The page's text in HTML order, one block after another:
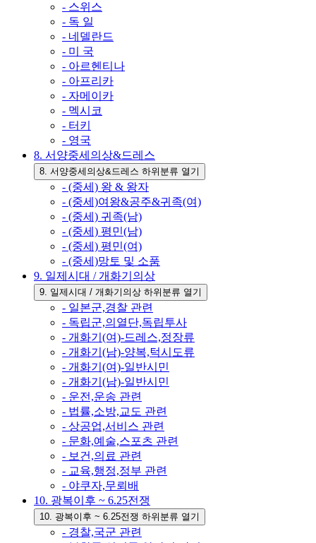
- 스위스
- 독 일
- 네델란드
- 미 국
- 아르헨티나
- 아프리카
- 자메이카
- 멕시코
- 터키
- 영국
8. 서양중세의상&드레스
8. 서양중세의상&드레스 하위분류 열기
- (중세) 왕 & 왕자
- (중세)여왕&공주&귀족(여)
- (중세) 귀족(남)
- (중세) 평민(남)
- (중세) 평민(여)
- (중세)망토 및 소품
9. 일제시대 / 개화기의상
9. 일제시대 / 개화기의상 하위분류 열기
- 일본군,경찰 관련
- 독립군,의열단,독립투사
- 개화기(여)-드레스,정장류
- 개화기(남)-양복,턱시도류
- 개화기(여)-일반시민
- 개화기(남)-일반시민
- 운전,운송 관련
- 법률,소방,교도 관련
- 상공업,서비스 관련
- 문화,예술,스포츠 관련
- 보건,의료 관련
- 교육,행정,정부 관련
- 야쿠자,무뢰배
10. 광복이후 ~ 6.25전쟁
10. 광복이후 ~ 6.25전쟁 하위분류 열기
- 경찰,국군 관련